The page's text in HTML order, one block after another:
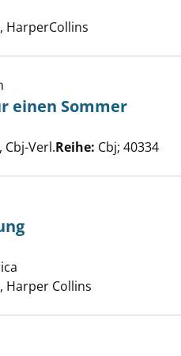
HarperCollins
für einen Sommer
einen Sommer
Cbj-Verl.Reihe: Cbj; 40334
Erinnerung anzeigen
Harper Collins